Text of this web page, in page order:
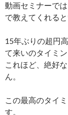
動画セミナーで
で教えてくれると
15年ぶりの超円
て来いのタイミン
これほど、絶好
ん。
この最高のタイ
す。